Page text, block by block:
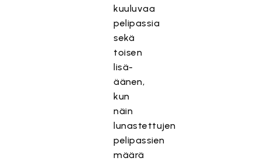
kuuluvaa
pelipassia
sekä
toisen
lisä-
äänen,
kun
näin
lunastettujen
pelipassien
määrä